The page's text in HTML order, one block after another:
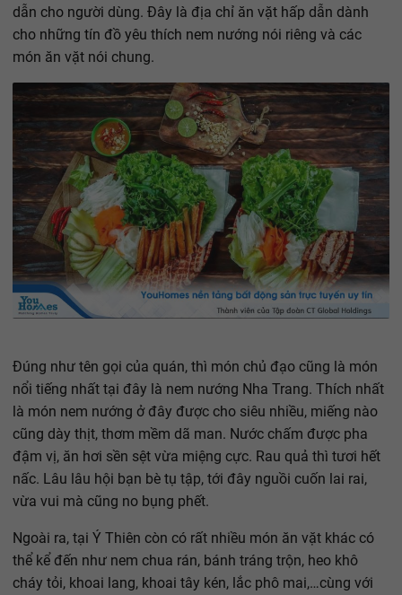
dẫn cho người dùng. Đây là địa chỉ ăn vặt hấp dẫn dành
cho những tín đồ yêu thích nem nướng nói riêng và các
món ăn vặt nói chung.
Đúng như tên gọi của quán, thì món chủ đạo cũng là món
nổi tiếng nhất tại đây là nem nướng Nha Trang. Thích nhất
là món nem nướng ở đây được cho siêu nhiều, miếng nào
cũng dày thịt, thơm mềm dã man. Nước chấm được pha
đậm vị, ăn hơi sền sệt vừa miệng cực. Rau quả thì tươi hết
nấc. Lâu lâu hội bạn bè tụ tập, tới đây nguồi cuốn lai rai,
vừa vui mà cũng no bụng phết.
Ngoài ra, tại Ý Thiên còn có rất nhiều món ăn vặt khác có
thể kể đến như nem chua rán, bánh tráng trộn, heo khô
cháy tỏi, khoai lang, khoai tây kén, lắc phô mai,…cùng với